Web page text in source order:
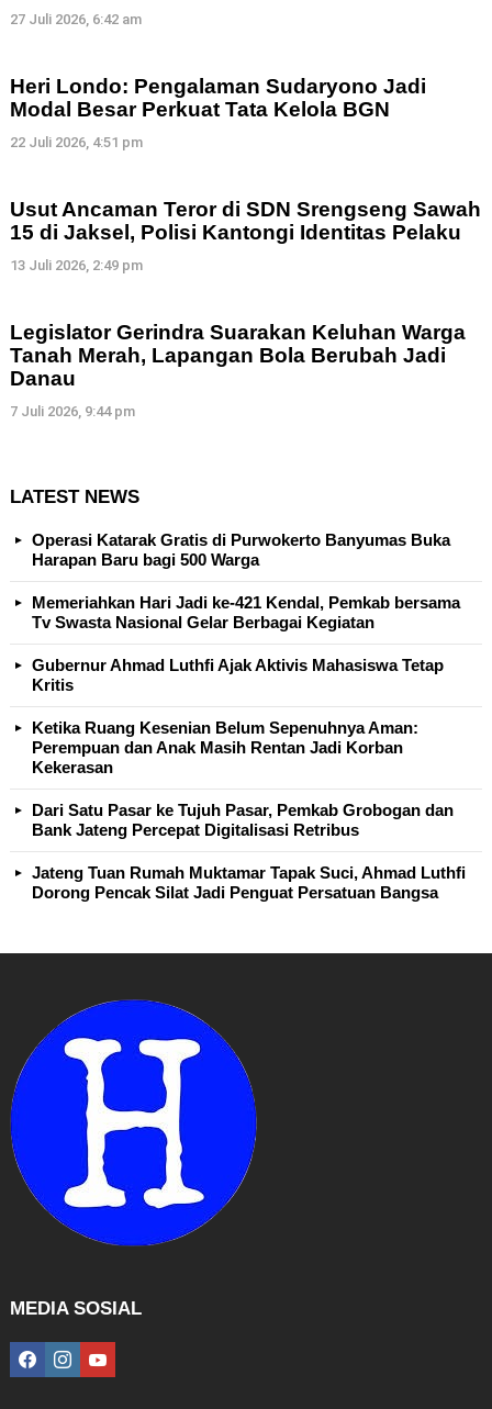
27 Juli 2026, 6:42 am
Heri Londo: Pengalaman Sudaryono Jadi
Modal Besar Perkuat Tata Kelola BGN
22 Juli 2026, 4:51 pm
Usut Ancaman Teror di SDN Srengseng Sawah
15 di Jaksel, Polisi Kantongi Identitas Pelaku
13 Juli 2026, 2:49 pm
Legislator Gerindra Suarakan Keluhan Warga
Tanah Merah, Lapangan Bola Berubah Jadi
Danau
7 Juli 2026, 9:44 pm
LATEST NEWS
Operasi Katarak Gratis di Purwokerto Banyumas Buka
Harapan Baru bagi 500 Warga
Memeriahkan Hari Jadi ke-421 Kendal, Pemkab bersama
Tv Swasta Nasional Gelar Berbagai Kegiatan
Gubernur Ahmad Luthfi Ajak Aktivis Mahasiswa Tetap
Kritis
Ketika Ruang Kesenian Belum Sepenuhnya Aman:
Perempuan dan Anak Masih Rentan Jadi Korban
Kekerasan
Dari Satu Pasar ke Tujuh Pasar, Pemkab Grobogan dan
Bank Jateng Percepat Digitalisasi Retribus
Jateng Tuan Rumah Muktamar Tapak Suci, Ahmad Luthfi
Dorong Pencak Silat Jadi Penguat Persatuan Bangsa
MEDIA SOSIAL
facebookinstagramyoutube